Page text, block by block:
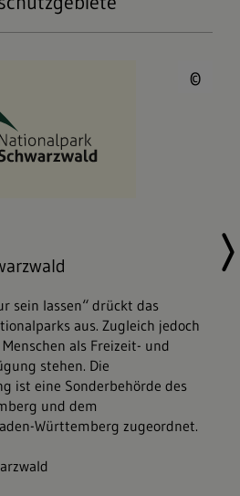
©
sein lassen“ drückt das
aus. Zugleich jedoch
als Freizeit- und
stehen. Die
ist eine Sonderbehörde des
und dem
Württemberg zugeordnet.